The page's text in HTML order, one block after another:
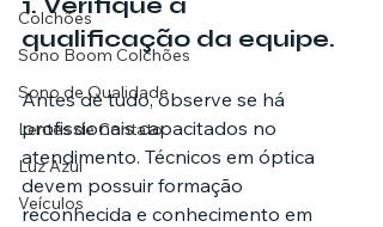
Colchões
Sono Boom Colchões
Sono de Qualidade
Lentes de Contato
Luz Azul
Veículos
qualificação da equipe.
Antes de tudo, observe se há
profissionais capacitados no
atendimento. Técnicos em óptica
devem possuir formação
reconhecida e conhecimento em